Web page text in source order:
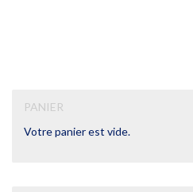
PANIER
Votre panier est vide.